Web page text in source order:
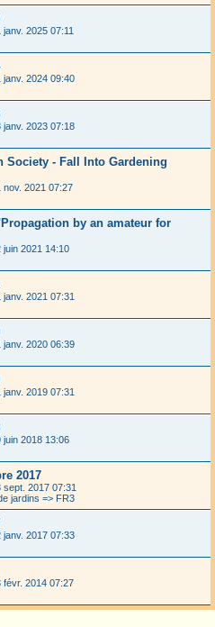
janv. 2025 07:11
janv. 2024 09:40
janv. 2023 07:18
Society - Fall Into Gardening
nov. 2021 07:27
by an amateur for
juin 2021 14:10
janv. 2021 07:31
janv. 2020 06:39
janv. 2019 07:31
juin 2018 13:06
2017
sept. 2017 07:31
jardins => FR3
janv. 2017 07:33
févr. 2014 07:27